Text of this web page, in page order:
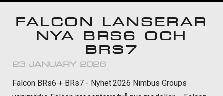
FALCON LANSERAR
NYA BRS6 OCH
BRS7
23 JANUARY 2026
Falcon BRs6 + BRs7 - Nyhet 2026 Nimbus Groups